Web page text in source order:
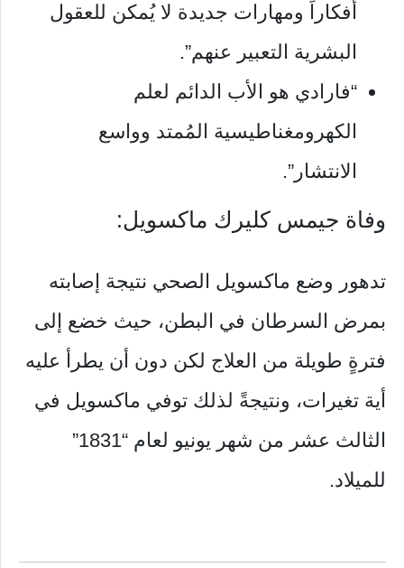
أفكاراً ومهارات جديدة لا يُمكن للعقول
البشرية التعبير عنهم”.
“فارادي هو الأب الدائم لعلم
الكهرومغناطيسية المُمتد وواسع
الانتشار”.
وفاة جيمس كليرك ماكسويل:
تدهور وضع ماكسويل الصحي نتيجة إصابته
بمرض السرطان في البطن، حيث خضع إلى
فترةٍ طويلة من العلاج لكن دون أن يطرأ عليه
أية تغيرات، ونتيجةً لذلك توفي ماكسويل في
الثالث عشر من شهر يونيو لعام “1831”
للميلاد.